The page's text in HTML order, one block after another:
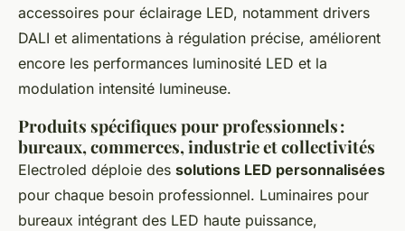
accessoires pour éclairage LED, notamment drivers
DALI et alimentations à régulation précise, améliorent
encore les performances luminosité LED et la
modulation intensité lumineuse.
Produits spécifiques pour professionnels :
bureaux, commerces, industrie et collectivités
Electroled déploie des solutions LED personnalisées
pour chaque besoin professionnel. Luminaires pour
bureaux intégrant des LED haute puissance,